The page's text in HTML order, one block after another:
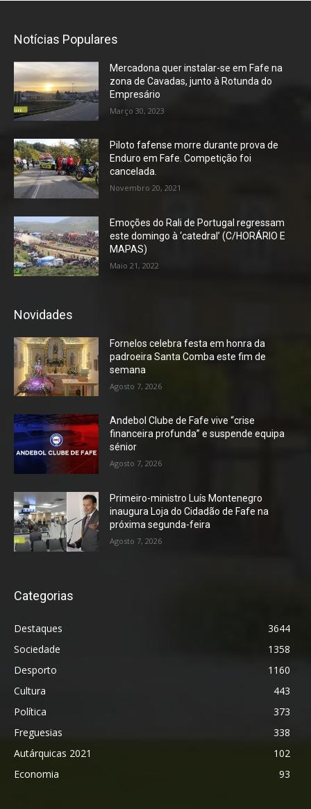
Notícias Populares
Mercadona quer instalar-se em Fafe na
zona de Cavadas, junto à Rotunda do
Empresário
Março 30, 2023
Piloto fafense morre durante prova de
Enduro em Fafe. Competição foi
cancelada.
Novembro 20, 2021
Emoções do Rali de Portugal regressam
este domingo à ‘catedral’ (C/HORÁRIO E
MAPAS)
Maio 21, 2022
Novidades
Fornelos celebra festa em honra da
padroeira Santa Comba este fim de
semana
Agosto 7, 2026
Andebol Clube de Fafe vive “crise
financeira profunda” e suspende equipa
sénior
Agosto 7, 2026
Primeiro-ministro Luís Montenegro
inaugura Loja do Cidadão de Fafe na
próxima segunda-feira
Agosto 7, 2026
Categorias
Destaques
3644
Sociedade
1358
Desporto
1160
Cultura
443
Política
373
Freguesias
338
Autárquicas 2021
102
Economia
93